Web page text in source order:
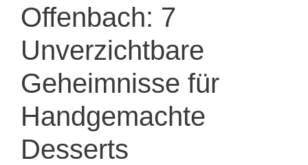
Offenbach: 7
Unverzichtbare
Geheimnisse für
Handgemachte
Desserts